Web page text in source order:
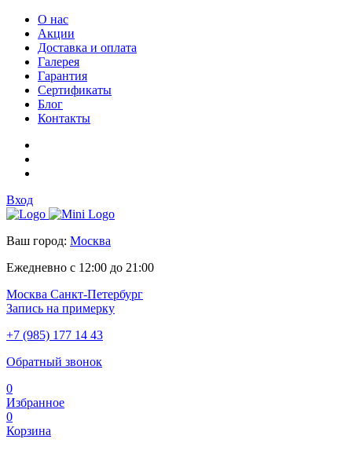
О нас
Акции
Доставка и оплата
Галерея
Гарантия
Сертификаты
Блог
Контакты
Вход
Ваш город: Москва
Ежедневно с 12:00 до 21:00
Москва Санкт-Петербург
Запись на примерку
+7 (985) 177 14 43
Обратный звонок
0
Избранное
0
Корзина